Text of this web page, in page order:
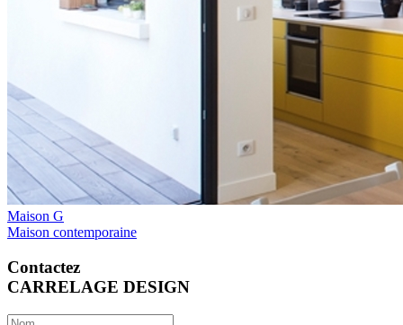
Maison G
Maison contemporaine
Contactez
CARRELAGE DESIGN